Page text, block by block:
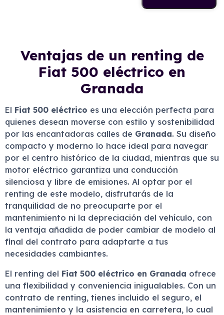
Ventajas de un renting de
Fiat 500 eléctrico en
Granada
El Fiat 500 eléctrico es una elección perfecta para
quienes desean moverse con estilo y sostenibilidad
por las encantadoras calles de Granada. Su diseño
compacto y moderno lo hace ideal para navegar
por el centro histórico de la ciudad, mientras que su
motor eléctrico garantiza una conducción
silenciosa y libre de emisiones. Al optar por el
renting de este modelo, disfrutarás de la
tranquilidad de no preocuparte por el
mantenimiento ni la depreciación del vehículo, con
la ventaja añadida de poder cambiar de modelo al
final del contrato para adaptarte a tus
necesidades cambiantes.
El renting del Fiat 500 eléctrico en Granada ofrece
una flexibilidad y conveniencia inigualables. Con un
contrato de renting, tienes incluido el seguro, el
mantenimiento y la asistencia en carretera, lo cual